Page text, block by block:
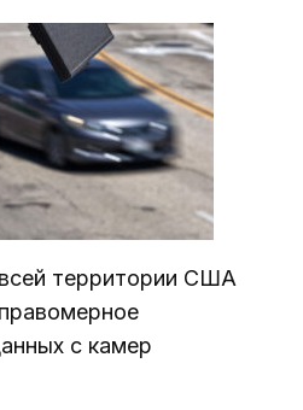
территории США
с камер